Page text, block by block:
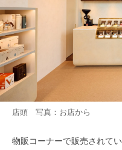
店頭 写真：お店から
物販コーナーで販売されて